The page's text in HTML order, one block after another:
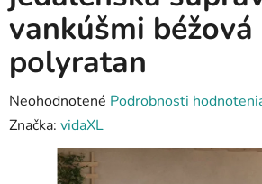
vankúšmi béžová
polyratan
Priemerné
hodnotenie
produktu
Neohodnotené Podrobnosti
Značka: vidaXL